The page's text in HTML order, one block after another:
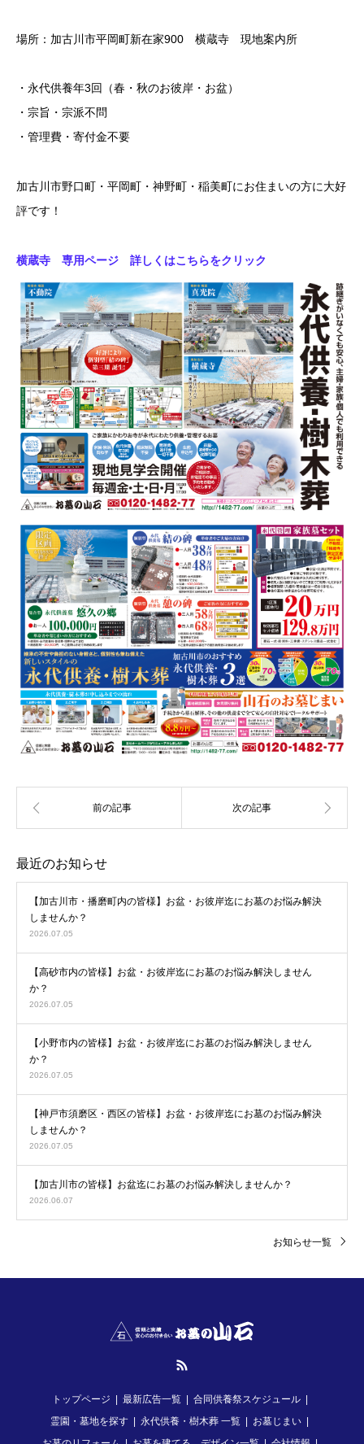
場所：加古川市平岡町新在家900 横蔵寺 現地案内所
・永代供養年3回（春・秋のお彼岸・お盆）
・宗旨・宗派不問
・管理費・寄付金不要
加古川市野口町・平岡町・神野町・稲美町にお住まいの方に大好
評です！
横蔵寺 専用ページ 詳しくはこちらをクリック
最近のお知らせ
【加古川市・播磨町内の皆様】お盆・お彼岸迄にお墓のお悩み解決
しませんか？
2026.07.05
【高砂市内の皆様】お盆・お彼岸迄にお墓のお悩み解決しません
か？
2026.07.05
【小野市内の皆様】お盆・お彼岸迄にお墓のお悩み解決しません
か？
2026.07.05
【神戸市須磨区・西区の皆様】お盆・お彼岸迄にお墓のお悩み解決
しませんか？
2026.07.05
【加古川市の皆様】お盆迄にお墓のお悩み解決しませんか？
2026.06.07
お知らせ一覧
トップページ 最新広告一覧
合同供養祭スケジュール
霊園・墓地を探す
永代供養・樹木葬 一覧
お墓じまい